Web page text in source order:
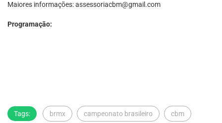
Maiores informações:assessoriacbm@gmail.com
Programação:
Tags: brmx campeonato brasileiro cbm